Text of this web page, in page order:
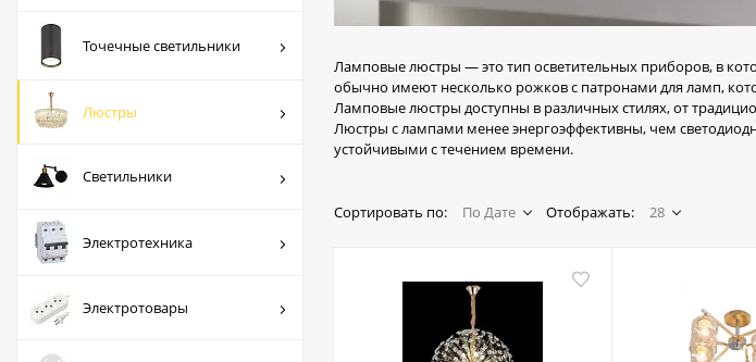
Люстры
Светильники
Электротехника
Лампы
Декор и прочее
Точечные светильники
Люстры
Светильники
Электротехника
Электротовары
Ламповые люстры — это тип осветительных приборов, в
обычно имеют несколько рожков с патронами для ламп,
Ламповые люстры доступны в различных стилях, от
Люстры с лампами менее энергоэффективны, чем
устойчивыми с течением времени.
Сортировать по: По Дате Отображать: 28